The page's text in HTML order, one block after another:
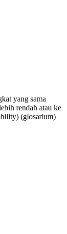
yang sama
rendah atau ke
(glosarium)